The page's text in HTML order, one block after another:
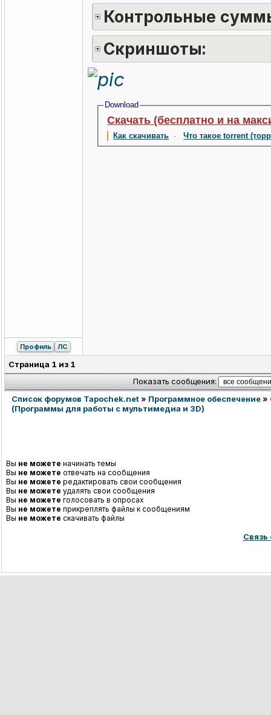
Контрольные
Скриншоты:
Download
Скачать (бесплатно и на
Как скачивать ·Что такое torrent
Профиль ЛС
Страница 1 из 1
Показать сообщения:
Список форумов Tapochek.net» Программное обеспечение»
(Программы для работы с мультимедиа и 3D)
Вы не можете начинать темы
Вы не можете отвечать на сообщения
Вы не можете редактировать свои сообщения
Вы не можете удалять свои сообщения
Вы не можете голосовать в опросах
Вы не можете прикреплять файлы к сообщениям
Вы не можете скачивать файлы